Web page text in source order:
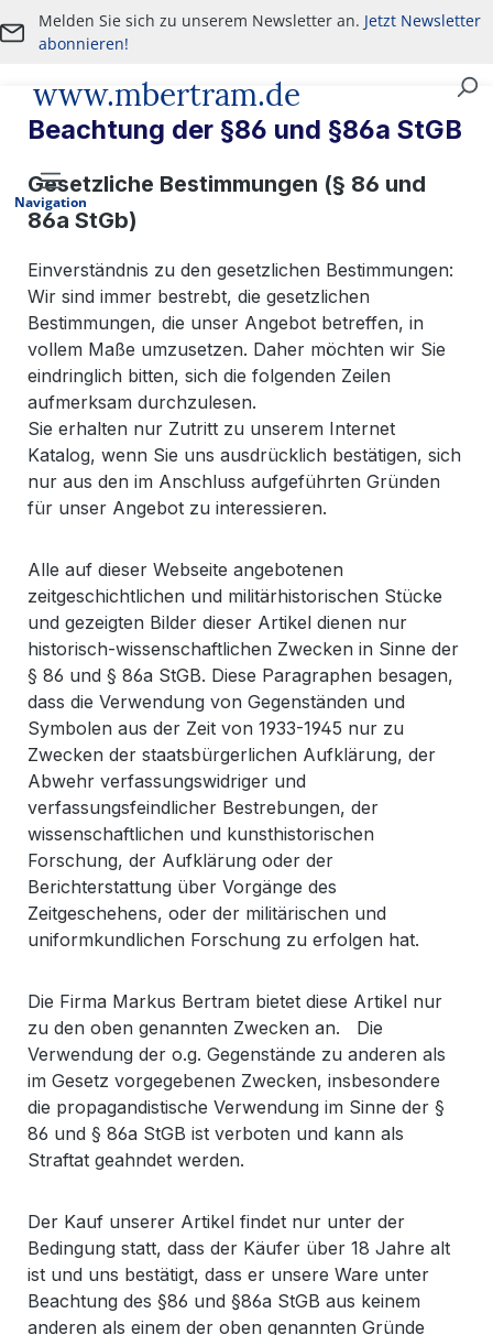
Zum Hauptinhalt springen
Melden Sie sich zu unserem Newsletter an. Jetzt Newsletter
abonnieren!
www.mbertram.de
An- und Verkauf von militärischen Antiquitäten
Navigation
Beachtung der §86 und §86a StGB
Gesetzliche Bestimmungen (§ 86 und
86a StGb)
Einverständnis zu den gesetzlichen Bestimmungen:
Wir sind immer bestrebt, die gesetzlichen
Bestimmungen, die unser Angebot betreffen, in
vollem Maße umzusetzen. Daher möchten wir Sie
eindringlich bitten, sich die folgenden Zeilen
aufmerksam durchzulesen.
Sie erhalten nur Zutritt zu unserem Internet
Katalog, wenn Sie uns ausdrücklich bestätigen, sich
nur aus den im Anschluss aufgeführten Gründen
für unser Angebot zu interessieren.
Alle auf dieser Webseite angebotenen
zeitgeschichtlichen und militärhistorischen Stücke
und gezeigten Bilder dieser Artikel dienen nur
historisch-wissenschaftlichen Zwecken in Sinne der
§ 86 und § 86a StGB. Diese Paragraphen besagen,
dass die Verwendung von Gegenständen und
Symbolen aus der Zeit von 1933-1945 nur zu
Zwecken der staatsbürgerlichen Aufklärung, der
Abwehr verfassungswidriger und
verfassungsfeindlicher Bestrebungen, der
wissenschaftlichen und kunsthistorischen
Forschung, der Aufklärung oder der
Berichterstattung über Vorgänge des
Zeitgeschehens, oder der militärischen und
uniformkundlichen Forschung zu erfolgen hat.
Die Firma Markus Bertram bietet diese Artikel nur
zu den oben genannten Zwecken an. Die
Verwendung der o.g. Gegenstände zu anderen als
im Gesetz vorgegebenen Zwecken, insbesondere
die propagandistische Verwendung im Sinne der §
86 und § 86a StGB ist verboten und kann als
Straftat geahndet werden.
Der Kauf unserer Artikel findet nur unter der
Bedingung statt, dass der Käufer über 18 Jahre alt
ist und uns bestätigt, dass er unsere Ware unter
Beachtung des §86 und §86a StGB aus keinem
anderen als einem der oben genannten Gründe